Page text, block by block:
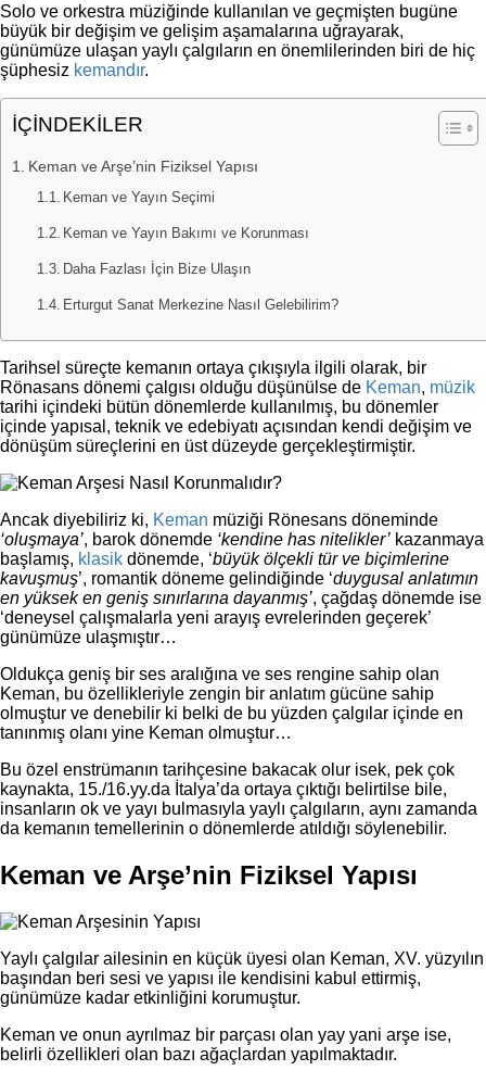
Solo ve orkestra müziğinde kullanılan ve geçmişten bugüne
büyük bir değişim ve gelişim aşamalarına uğrayarak,
günümüze ulaşan yaylı çalgıların en önemlilerinden biri de hiç
şüphesiz kemandır.
İÇİNDEKİLER
Keman ve Arşe’nin Fiziksel Yapısı
Keman ve Yayın Seçimi
Keman ve Yayın Bakımı ve Korunması
Daha Fazlası İçin Bize Ulaşın
Erturgut Sanat Merkezine Nasıl Gelebilirim?
Tarihsel süreçte kemanın ortaya çıkışıyla ilgili olarak, bir
Rönasans dönemi çalgısı olduğu düşünülse de Keman, müzik
tarihi içindeki bütün dönemlerde kullanılmış, bu dönemler
içinde yapısal, teknik ve edebiyatı açısından kendi değişim ve
dönüşüm süreçlerini en üst düzeyde gerçekleştirmiştir.
Ancak diyebiliriz ki, Keman müziği Rönesans döneminde
‘oluşmaya’, barok dönemde ‘kendine has nitelikler’ kazanmaya
başlamış, klasik dönemde, ‘büyük ölçekli tür ve biçimlerine
kavuşmuş’, romantik döneme gelindiğinde ‘duygusal anlatımın
en yüksek en geniş sınırlarına dayanmış’, çağdaş dönemde ise
‘deneysel çalışmalarla yeni arayış evrelerinden geçerek’
günümüze ulaşmıştır…
Oldukça geniş bir ses aralığına ve ses rengine sahip olan
Keman, bu özellikleriyle zengin bir anlatım gücüne sahip
olmuştur ve denebilir ki belki de bu yüzden çalgılar içinde en
tanınmış olanı yine Keman olmuştur…
Bu özel enstrümanın tarihçesine bakacak olur isek, pek çok
kaynakta, 15./16.yy.da İtalya’da ortaya çıktığı belirtilse bile,
insanların ok ve yayı bulmasıyla yaylı çalgıların, aynı zamanda
da kemanın temellerinin o dönemlerde atıldığı söylenebilir.
Keman ve Arşe’nin Fiziksel Yapısı
Yaylı çalgılar ailesinin en küçük üyesi olan Keman, XV. yüzyılın
başından beri sesi ve yapısı ile kendisini kabul ettirmiş,
günümüze kadar etkinliğini korumuştur.
Keman ve onun ayrılmaz bir parçası olan yay yani arşe ise,
belirli özellikleri olan bazı ağaçlardan yapılmaktadır.